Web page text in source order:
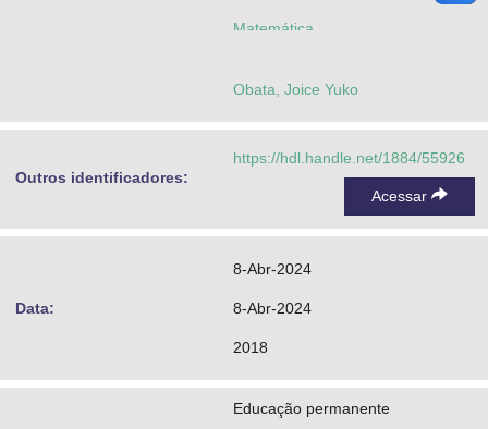
Matemática
Obata, Joice Yuko
Outros identificadores:
https://hdl.handle.net/1884/55926
Acessar
Data:
8-Abr-2024
8-Abr-2024
2018
Educação permanente